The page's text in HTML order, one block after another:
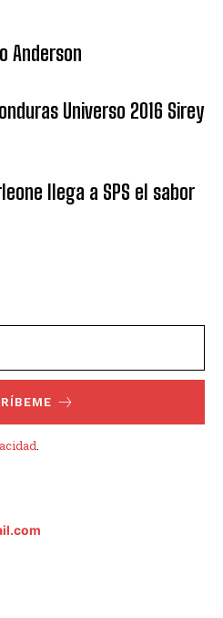
Anderson
Universo 2016 Sirey
llega a SPS el sabor
.